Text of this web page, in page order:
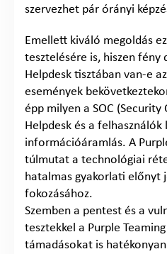
szervezhet pár órányi
Emellett kiváló megoldás
tesztelésére is, hiszen fény
Helpdesk tisztában van-e
események
épp milyen a SOC
Helpdesk és a
információáramlás. A
túlmutat a technológiai
hatalmas gyakorlati előnyt
fokozásához.
Szemben a pentest és a
tesztekkel a Purple
támadásokat is